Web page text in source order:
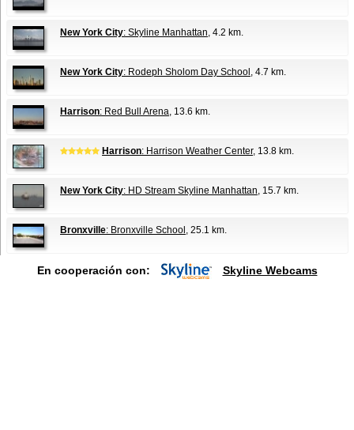
New York City: Skyline Manhattan , 4.2 km.
New York City: Rodeph Sholom Day School , 4.7 km.
Harrison: Red Bull Arena , 13.6 km.
Harrison: Harrison Weather Center, 13.8 km.
New York City: HD Stream Skyline Manhattan , 15.7 km.
Bronxville: Bronxville School , 25.1 km.
En cooperación con: Skyline Webcams